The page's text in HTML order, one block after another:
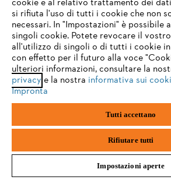
L'azienda
Domande frequenti
Sie nutzen einen Browser, den wir noch
eine optimale Nutzung unserer Seite
einem der folgenden Browser zu wechseln:
firefox
safari
cookie e al relativo trattamento dei
si rifiuta l'uso di tutti i cookie che non
necessari. In "Impostazioni" è
singoli cookie. Potete revocare il
all'utilizzo di singoli o di tutti i cookie
con effetto per il futuro alla voce
ulteriori informazioni, consultare la
privacy e la nostra informativa sui
Impronta
Tutti accettano
Rifiutare tutti
Impostazioni aperte